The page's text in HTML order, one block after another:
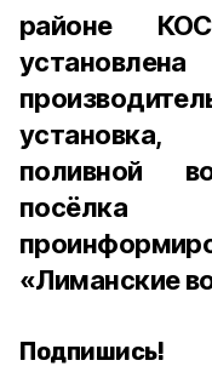
районе
поливной
«Лиманские
Подпишись!